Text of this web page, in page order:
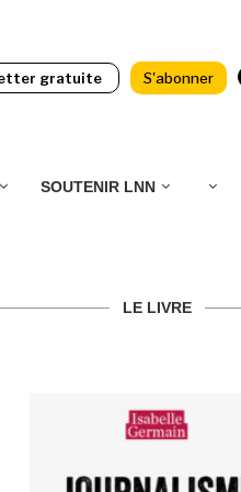
gratuite S'abonner
SOUTENIR LNN
LE LIVRE